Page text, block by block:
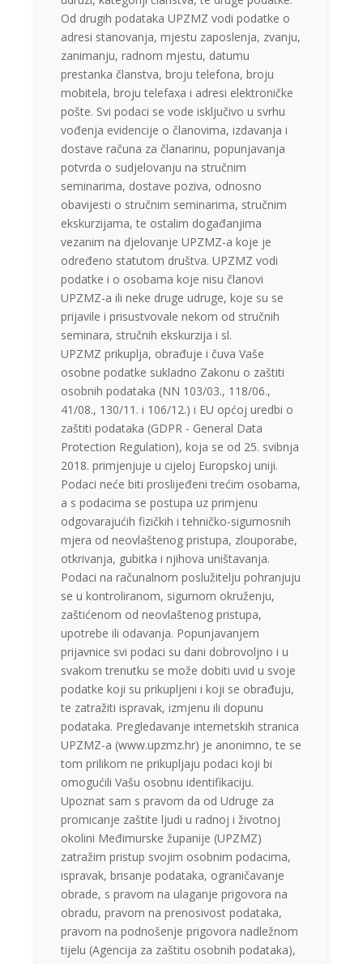
Od drugih podataka UPZMZ vodi podatke o
adresi stanovanja, mjestu zaposlenja, zvanju,
zanimanju, radnom mjestu, datumu
prestanka članstva, broju telefona, broju
mobitela, broju telefaxa i adresi elektroničke
pošte. Svi podaci se vode isključivo u svrhu
vođenja evidencije o članovima, izdavanja i
dostave računa za članarinu, popunjavanja
potvrda o sudjelovanju na stručnim
seminarima, dostave poziva, odnosno
obavijesti o stručnim seminarima, stručnim
ekskurzijama, te ostalim događanjima
vezanim na djelovanje UPZMZ-a koje je
određeno statutom društva. UPZMZ vodi
podatke i o osobama koje nisu članovi
UPZMZ-a ili neke druge udruge, koje su se
prijavile i prisustvovale nekom od stručnih
seminara, stručnih ekskurzija i sl.
UPZMZ prikuplja, obrađuje i čuva Vaše
osobne podatke sukladno Zakonu o zaštiti
osobnih podataka (NN 103/03., 118/06.,
41/08., 130/11. i 106/12.) i EU općoj uredbi o
zaštiti podataka (GDPR - General Data
Protection Regulation), koja se od 25. svibnja
2018. primjenjuje u cijeloj Europskoj uniji.
Podaci neće biti proslijeđeni trećim osobama,
a s podacima se postupa uz primjenu
odgovarajućih fizičkih i tehničko-sigurnosnih
mjera od neovlaštenog pristupa, zlouporabe,
otkrivanja, gubitka i njihova uništavanja.
Podaci na računalnom poslužitelju pohranjuju
se u kontroliranom, sigurnom okruženju,
zaštićenom od neovlaštenog pristupa,
upotrebe ili odavanja. Popunjavanjem
prijavnice svi podaci su dani dobrovoljno i u
svakom trenutku se može dobiti uvid u svoje
podatke koji su prikupljeni i koji se obrađuju,
te zatražiti ispravak, izmjenu ili dopunu
podataka. Pregledavanje internetskih stranica
UPZMZ-a (www.upzmz.hr) je anonimno, te se
tom prilikom ne prikupljaju podaci koji bi
omogućili Vašu osobnu identifikaciju.
Upoznat sam s pravom da od Udruge za
promicanje zaštite ljudi u radnoj i životnoj
okolini Međimurske županije (UPZMZ)
zatražim pristup svojim osobnim podacima,
ispravak, brisanje podataka, ograničavanje
obrade, s pravom na ulaganje prigovora na
obradu, pravom na prenosivost podataka,
pravom na podnošenje prigovora nadležnom
tijelu (Agencija za zaštitu osobnih podataka),